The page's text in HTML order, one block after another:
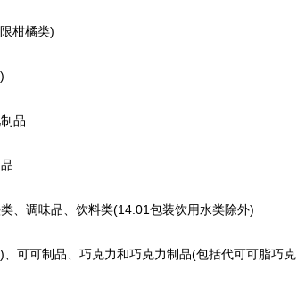
柑橘类)
品
调味品、饮料类(14.01包装饮用水类除外)
可制品、巧克力和巧克力制品(包括代可可脂巧克